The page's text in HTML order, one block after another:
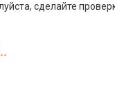
сделайте